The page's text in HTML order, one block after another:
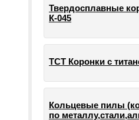
Твердосплавные
К-045
ТСТ Коронки с
Кольцевые пилы
по